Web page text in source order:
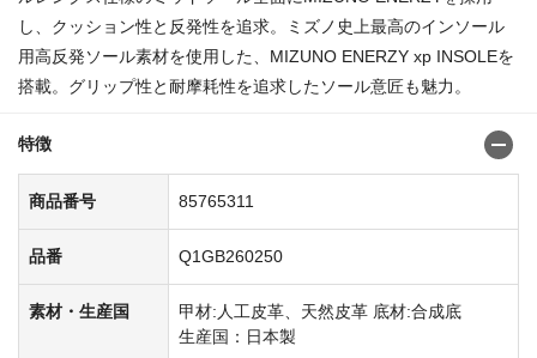
し、クッション性と反発性を追求。ミズノ史上最高のインソール
用高反発ソール素材を使用した、MIZUNO ENERZY xp INSOLEを
搭載。グリップ性と耐摩耗性を追求したソール意匠も魅力。
特徴
商品番号 85765311
品番 Q1GB260250
素材・生産国
甲材:人工皮革、天然皮革 底材:合成底
生産国：日本製